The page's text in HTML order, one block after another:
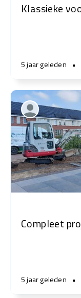
Klassieke
5 jaar geleden •
Compleet
5 jaar geleden •